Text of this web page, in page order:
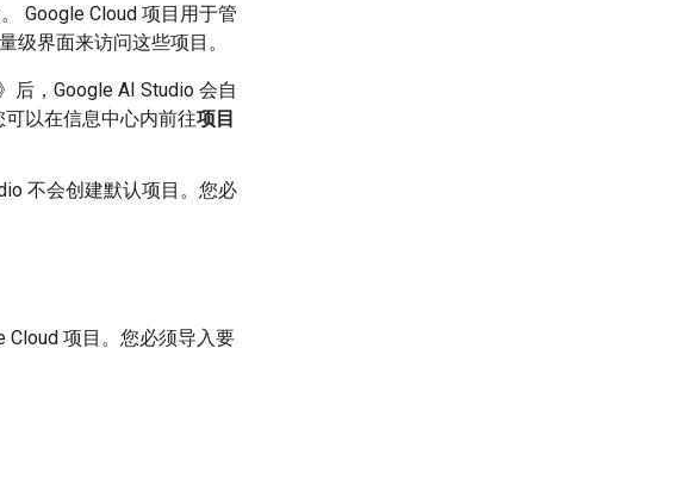
Google Cloud 项目用于管
级界面来访问这些项目。
后，Google AI Studio 会自
以在信息中心内前往项目
不会创建默认项目。您必
Cloud 项目。您必须导入要